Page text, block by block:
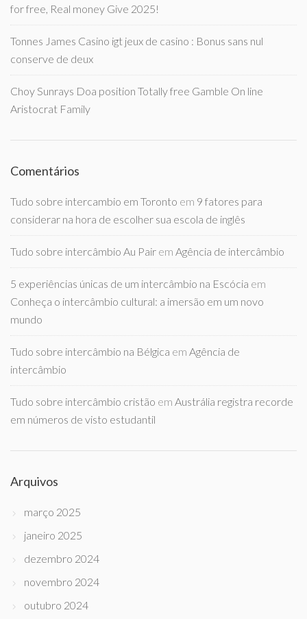
for free, Real money Give 2025!
Tonnes James Casino igt jeux de casino : Bonus sans nul
conserve de deux
Choy Sunrays Doa position Totally free Gamble On line
Aristocrat Family
Comentários
Tudo sobre intercambio em Toronto em 9 fatores para
considerar na hora de escolher sua escola de inglês
Tudo sobre intercâmbio Au Pair em Agência de intercâmbio
5 experiências únicas de um intercâmbio na Escócia em
Conheça o intercâmbio cultural: a imersão em um novo
mundo
Tudo sobre intercâmbio na Bélgica em Agência de
intercâmbio
Tudo sobre intercâmbio cristão em Austrália registra recorde
em números de visto estudantil
Arquivos
março 2025
janeiro 2025
dezembro 2024
novembro 2024
outubro 2024